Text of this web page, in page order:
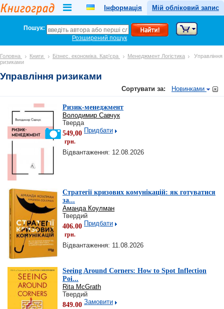
Інформація Мій обліковий запис
Пошук:
Розширений пошук
Головна Книги Бізнес. економіка. Кар'єра Менеджмент Логістика
Управління
ризиками
Управління ризиками
Сортувати за: Новинками
Ризик-менеджмент
Володимир Савчук
Тверда
549,00
грн.
Придбати
Відвантаження: 12.08.2026
Стратегії кризових комунікацій: як готуватися
за...
Аманда Коулман
Твердий
406.00
грн.
Придбати
Відвантаження: 11.08.2026
Seeing Around Corners: How to Spot Inflection
Poi...
Rita McGrath
Твердий
849.00 Замовити